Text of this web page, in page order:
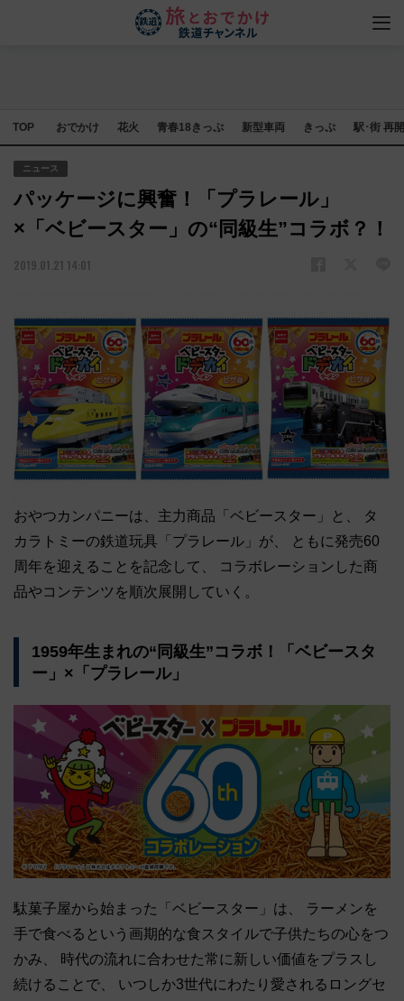
TOP おでかけ 花火 青春18きっぷ 新型車両 きっぷ 駅･街 再
ニュース
パッケージに興奮！「プラレール」
×「ベビースター」の“同級生”コラボ？！
2019.01.21 14:01
おやつカンパニーは、主力商品「ベビースター」と、 タ
カラトミーの鉄道玩具「プラレール」が、 ともに発売60
周年を迎えることを記念して、 コラボレーションした商
品やコンテンツを順次展開していく。
1959年生まれの“同級生”コラボ！「ベビースタ
ー」×「プラレール」
駄菓子屋から始まった「ベビースター」は、 ラーメンを
手で食べるという画期的な食スタイルで子供たちの心をつ
かみ、 時代の流れに合わせた常に新しい価値をプラスし
続けることで、 いつしか3世代にわたり愛されるロングセ